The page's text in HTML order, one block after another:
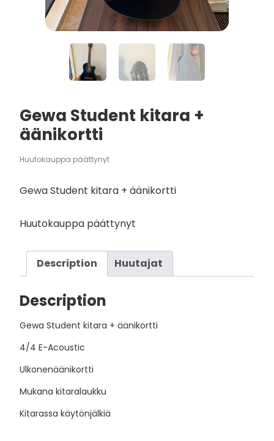
Gewa Student kitara +
äänikortti
Huutokauppa päättynyt
Gewa Student kitara + äänikortti
Huutokauppa päättynyt
Description Huutajat
Description
Gewa Student kitara + äänikortti
4/4 E-Acoustic
Ulkonenäänikortti
Mukana kitaralaukku
Kitarassa käytönjälkiä